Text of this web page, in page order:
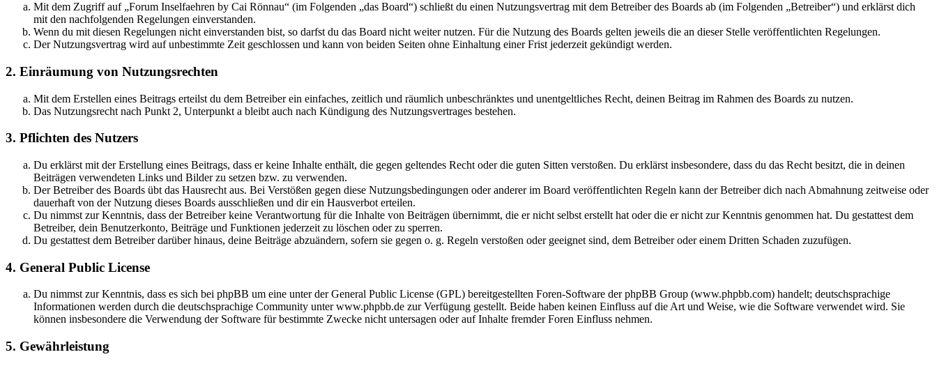
Mit dem Zugriff auf „Forum Inselfaehren by Cai Rönnau“ (im Folgenden „das Board“) schließt du einen Nutzungsvertrag mit dem Betreiber des Boards ab (im Folgenden „Betreiber“) und erklärst dich
mit den nachfolgenden Regelungen einverstanden.
Wenn du mit diesen Regelungen nicht einverstanden bist, so darfst du das Board nicht weiter nutzen. Für die Nutzung des Boards gelten jeweils die an dieser Stelle veröffentlichten Regelungen.
Der Nutzungsvertrag wird auf unbestimmte Zeit geschlossen und kann von beiden Seiten ohne Einhaltung einer Frist jederzeit gekündigt werden.
2. Einräumung von Nutzungsrechten
Mit dem Erstellen eines Beitrags erteilst du dem Betreiber ein einfaches, zeitlich und räumlich unbeschränktes und unentgeltliches Recht, deinen Beitrag im Rahmen des Boards zu nutzen.
Das Nutzungsrecht nach Punkt 2, Unterpunkt a bleibt auch nach Kündigung des Nutzungsvertrages bestehen.
3. Pflichten des Nutzers
Du erklärst mit der Erstellung eines Beitrags, dass er keine Inhalte enthält, die gegen geltendes Recht oder die guten Sitten verstoßen. Du erklärst insbesondere, dass du das Recht besitzt, die in deinen
Beiträgen verwendeten Links und Bilder zu setzen bzw. zu verwenden.
Der Betreiber des Boards übt das Hausrecht aus. Bei Verstößen gegen diese Nutzungsbedingungen oder anderer im Board veröffentlichten Regeln kann der Betreiber dich nach Abmahnung zeitweise oder
dauerhaft von der Nutzung dieses Boards ausschließen und dir ein Hausverbot erteilen.
Du nimmst zur Kenntnis, dass der Betreiber keine Verantwortung für die Inhalte von Beiträgen übernimmt, die er nicht selbst erstellt hat oder die er nicht zur Kenntnis genommen hat. Du gestattest dem
Betreiber, dein Benutzerkonto, Beiträge und Funktionen jederzeit zu löschen oder zu sperren.
Du gestattest dem Betreiber darüber hinaus, deine Beiträge abzuändern, sofern sie gegen o. g. Regeln verstoßen oder geeignet sind, dem Betreiber oder einem Dritten Schaden zuzufügen.
4. General Public License
Du nimmst zur Kenntnis, dass es sich bei phpBB um eine unter der General Public License (GPL) bereitgestellten Foren-Software der phpBB Group (www.phpbb.com) handelt; deutschsprachige
Informationen werden durch die deutschsprachige Community unter www.phpbb.de zur Verfügung gestellt. Beide haben keinen Einfluss auf die Art und Weise, wie die Software verwendet wird. Sie
können insbesondere die Verwendung der Software für bestimmte Zwecke nicht untersagen oder auf Inhalte fremder Foren Einfluss nehmen.
5. Gewährleistung